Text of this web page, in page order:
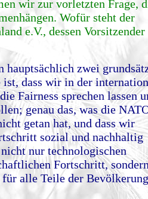
wir zur vorletzten Frage,
Wofür steht der
e.V., dessen Vorsitzender
hauptsächlich zwei
ist, dass wir in der
Fairness sprechen lassen
genau das, was die
getan hat, und dass wir
sozial und nachhaltig
nur technologischen
Fortschritt,
alle Teile der Bevölkerung